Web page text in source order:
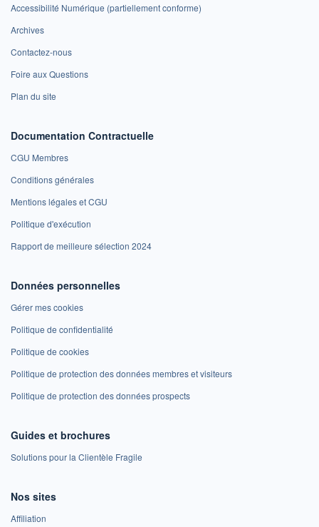
Accessibilité Numérique (partiellement conforme)
Archives
Contactez-nous
Foire aux Questions
Plan du site
Documentation Contractuelle
CGU Membres
Conditions générales
Mentions légales et CGU
Politique d'exécution
Rapport de meilleure sélection 2024
Données personnelles
Gérer mes cookies
Politique de confidentialité
Politique de cookies
Politique de protection des données membres et visiteurs
Politique de protection des données prospects
Guides et brochures
Solutions pour la Clientèle Fragile
Nos sites
Affiliation